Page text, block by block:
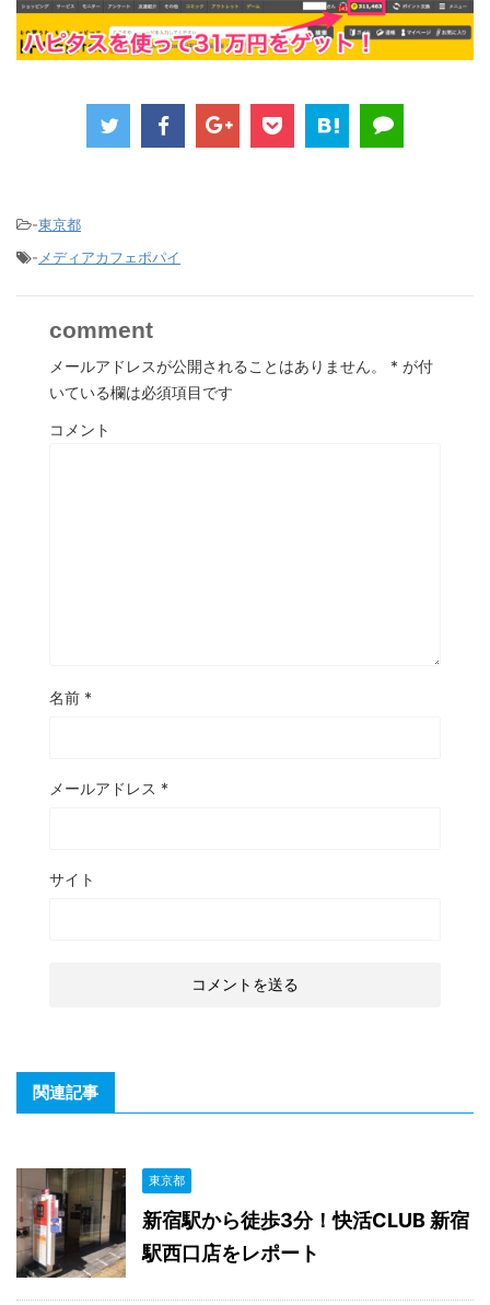
-東京都
- メディアカフェポパイ
comment
メールアドレスが公開されることはありません。 * が付
いている欄は必須項目です
コメント
名前 *
メールアドレス *
サイト
関連記事
東京都
新宿駅から徒歩3分！快活CLUB 新宿
駅西口店をレポート